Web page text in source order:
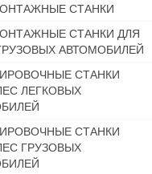
СТАНКИ
СТАНКИ ДЛЯ
АВТОМОБИЛЕЙ
СТАНКИ
ЛЕГКОВЫХ
СТАНКИ
ГРУЗОВЫХ